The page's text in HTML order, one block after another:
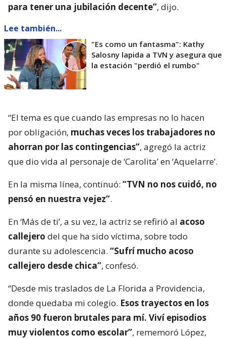
para tener una jubilación decente”, dijo.
Lee también...
"Es como un fantasma": Kathy
Salosny lapida a TVN y asegura que
la estación "perdió el rumbo"
“El tema es que cuando las empresas no lo hacen
por obligación, muchas veces los trabajadores no
ahorran por las contingencias”, agregó la actriz
que dio vida al personaje de ‘Carolita’ en ‘Aquelarre’.
En la misma línea, continuó: “TVN no nos cuidó, no
pensó en nuestra vejez”.
En ‘Más de ti’, a su vez, la actriz se refirió al acoso
callejero del que ha sido víctima, sobre todo
durante su adolescencia. “Sufrí mucho acoso
callejero desde chica”, confesó.
“Desde mis traslados de La Florida a Providencia,
donde quedaba mi colegio. Esos trayectos en los
años 90 fueron brutales para mí. Viví episodios
muy violentos como escolar”, rememoró López,